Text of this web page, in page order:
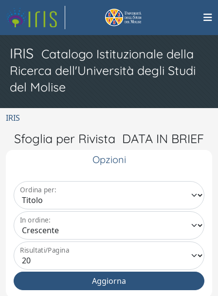
IRIS Catalogo Istituzionale della
Ricerca dell'Università degli Studi
del Molise
IRIS
Sfoglia per Rivista DATA IN BRIEF
Opzioni
Ordina per:
In ordine:
Risultati/Pagina